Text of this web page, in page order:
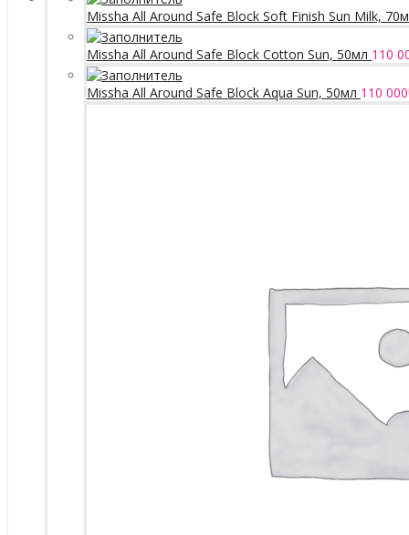
Missha All Around Safe Block Soft Finish Sun Milk,
Missha All Around Safe Block Cotton Sun, 50мл 110
Missha All Around Safe Block Aqua Sun, 50мл 110 000